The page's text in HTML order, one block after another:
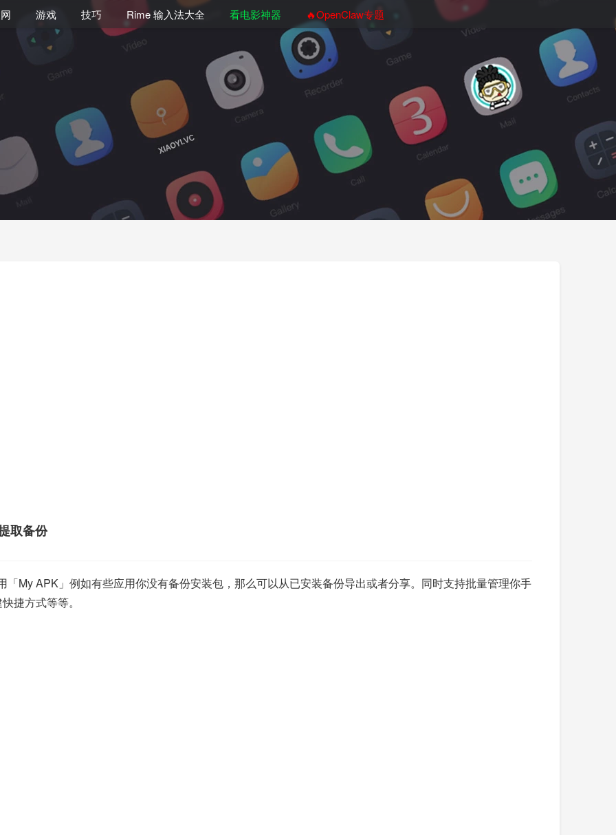
游戏 技巧 Rime 输入法大全 看电影神器 🔥OpenClaw专题
取备份
「My APK」例如有些应用你没有备份安装包，那么可以从已安装备份导出或者分享。同时支持批量管理你手
捷方式等等。